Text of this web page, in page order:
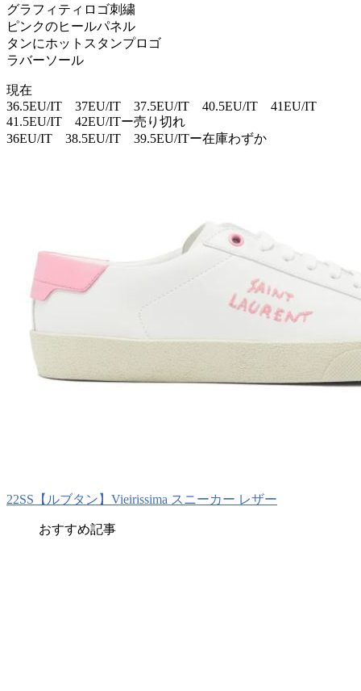
グラフィティロゴ刺繍
ピンクのヒールパネル
タンにホットスタンプロゴ
ラバーソール
現在
36.5EU/IT 37EU/IT 37.5EU/IT 40.5EU/IT 41EU/IT
41.5EU/IT 42EU/ITー売り切れ
36EU/IT 38.5EU/IT 39.5EU/ITー在庫わずか
22SS【ルブタン】Vieirissima スニーカー レザー
おすすめ記事